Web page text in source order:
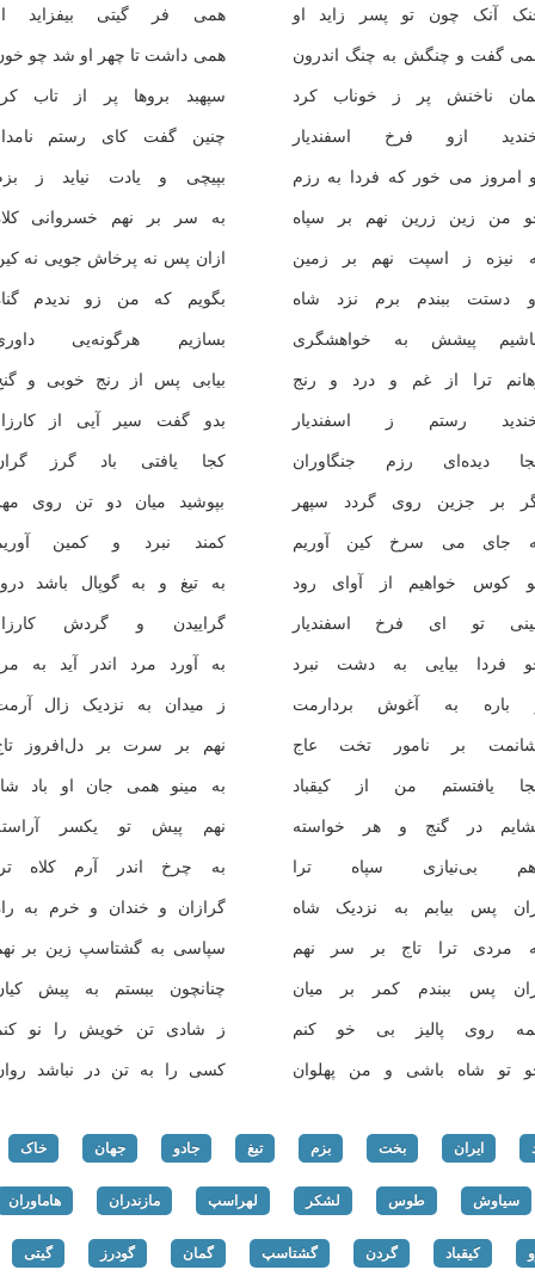
آنک چون تو پسر زاید او همی فر گیتی بیفزاید
گفت و چنگش به چنگ اندرون همی داشت تا چهر او شد چو
ناخنش پر ز خوناب کرد سپهبد بروها پر از تاب
ازو فرخ اسفندیار چنین گفت کای رستم
امروز می خور که فردا به رزم بپیچی و یادت نیاید ز
من زین زرین نهم بر سپاه به سر بر نهم خسروانی
نیزه ز اسپت نهم بر زمین ازان پس نه پرخاش جویی نه
دستت ببندم برم نزد شاه بگویم که من زو ندیدم
پیشش به خواهشگری بسازیم هرگونه‌یی
ترا از غم و درد و رنج بیابی پس از رنج خوبی و
رستم ز اسفندیار بدو گفت سیر آیی از
دیده‌ای رزم جنگاوران کجا یافتی باد گرز
بر جزین روی گردد سپهر بپوشید میان دو تن روی
جای می سرخ کین آوریم کمند نبرد و کمین
کوس خواهیم از آوای رود به تیغ و به گوپال باشد
تو ای فرخ اسفندیار گراییدن و گردش
فردا بیایی به دشت نبرد به آورد مرد اندر آید به
باره به آغوش بردارمت ز میدان به نزدیک زال
بر نامور تخت عاج نهم بر سرت بر دل‌افروز
یافتستم من از کیقباد به مینو همی جان او باد
در گنج و هر خواسته نهم پیش تو یکسر
بی‌نیازی سپاه ترا به چرخ اندر آرم کلاه
پس بیابم به نزدیک شاه گرازان و خندان و خرم به
مردی ترا تاج بر سر نهم سپاسی به گشتاسپ زین بر
پس ببندم کمر بر میان چنانچون ببستم به پیش
روی پالیز بی خو کنم ز شادی تن خویش را نو
تو شاه باشی و من پهلوان کسی را به تن در نباشد
ایران بخت بزم تیغ جادو جهان خاک
سیاوش طوس لشکر لهراسپ مازندران هاماوران
کیقباد گردن گشتاسپ گمان گودرز گیتی